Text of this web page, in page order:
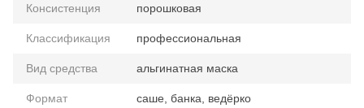
Консистенция порошковая
Классификация профессиональная
Вид средства альгинатная маска
Формат саше, банка, ведёрко